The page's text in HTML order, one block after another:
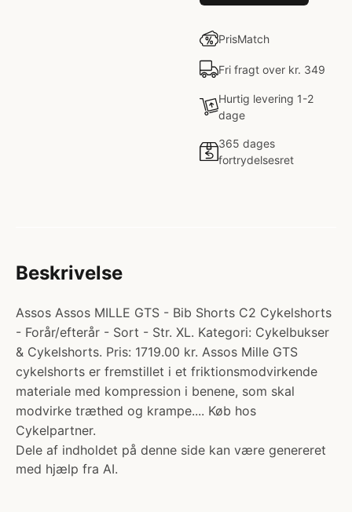
PrisMatch
Fri fragt over kr. 349
Hurtig levering 1-2
dage
365 dages
fortrydelsesret
Beskrivelse
Assos Assos MILLE GTS - Bib Shorts C2 Cykelshorts
- Forår/efterår - Sort - Str. XL. Kategori: Cykelbukser
& Cykelshorts. Pris: 1719.00 kr. Assos Mille GTS
cykelshorts er fremstillet i et friktionsmodvirkende
materiale med kompression i benene, som skal
modvirke træthed og krampe.... Køb hos
Cykelpartner.
Dele af indholdet på denne side kan være genereret
med hjælp fra AI.